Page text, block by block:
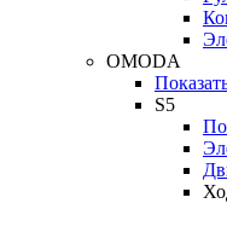
OMODA
S5